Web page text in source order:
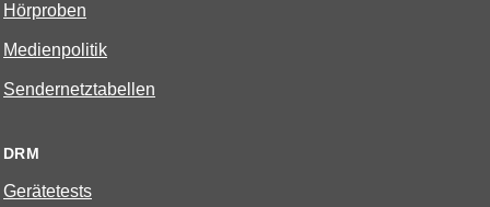
Hörproben
Medienpolitik
Sendernetztabellen
DRM
Gerätetests